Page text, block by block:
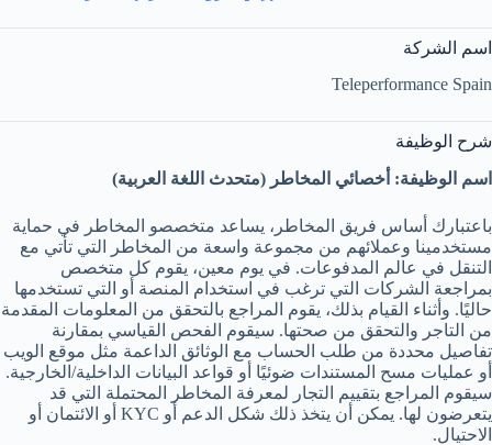
اسم الشركة
Teleperformance Spain
شرح الوظيفة
اسم الوظيفة: أخصائي المخاطر (متحدث اللغة العربية)
باعتبارك أساس فريق المخاطر، يساعد متخصصو المخاطر في حماية
مستخدمينا وعملائهم من مجموعة واسعة من المخاطر التي تأتي مع
التنقل في عالم المدفوعات. في يوم معين، يقوم كل متخصص
بمراجعة الشركات التي ترغب في استخدام المنصة أو التي تستخدمها
حاليًا. وأثناء القيام بذلك، يقوم المراجع بالتحقق من المعلومات المقدمة
من التاجر والتحقق من صحتها. سيقوم الفحص القياسي بمقارنة
تفاصيل محددة من طلب الحساب مع الوثائق الداعمة مثل موقع الويب
أو عمليات مسح المستندات ضوئيًا أو قواعد البيانات الداخلية/الخارجية.
سيقوم المراجع بتقييم التجار لمعرفة المخاطر المحتملة التي قد
يتعرضون لها. يمكن أن يتخذ ذلك شكل الدعم أو KYC أو الائتمان أو
الاحتيال.